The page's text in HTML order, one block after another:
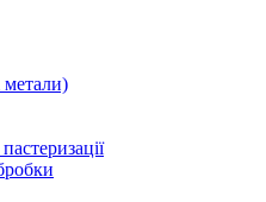
метали)